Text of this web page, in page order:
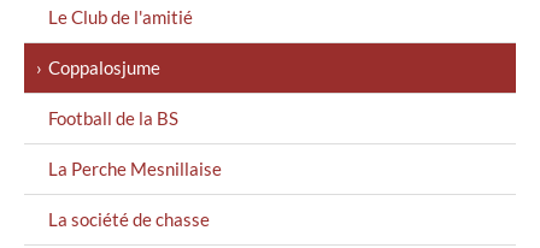
Le Club de l'amitié
Coppalosjume
Football de la BS
La Perche Mesnillaise
La société de chasse